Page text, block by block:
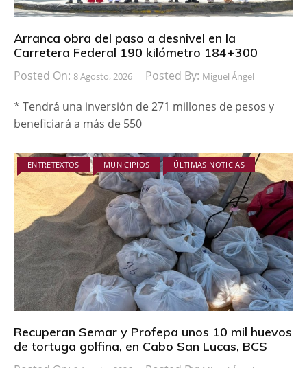
Arranca obra del paso a desnivel en la
Carretera Federal 190 kilómetro 184+300
Posted On: 8 Agosto, 2026 Posted By: Miguel Ángel
* Tendrá una inversión de 271 millones de pesos y
beneficiará a más de 550
ENTRETEXTOS MUNICIPIOS ÚLTIMAS NOTICIAS
Recuperan Semar y Profepa unos 10 mil huevos
de tortuga golfina, en Cabo San Lucas, BCS